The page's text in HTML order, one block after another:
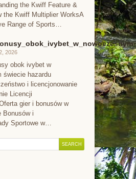
the Kwiff Feature &
the Kwiff Multiplier WorksA
Range of Sports…
2026
obok ivybet w
świecie hazardu
i licencjonowanie
Licencji
gier i bonusów w
Bonusów i
Sportowe w…